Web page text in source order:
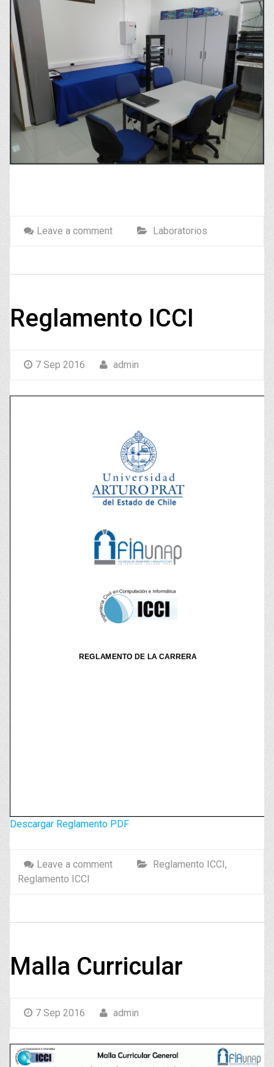
Leave a comment Laboratorios
Reglamento ICCI
7 Sep 2016 admin
Descargar Reglamento PDF
Leave a comment Reglamento ICCI,
Reglamento ICCI
Malla Curricular
7 Sep 2016 admin